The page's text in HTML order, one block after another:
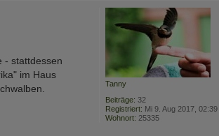
Tanny
Beiträge: 32
Registriert: Mi 9. Aug 2017, 02:39
Wohnort: 25335
- stattdessen
im Haus